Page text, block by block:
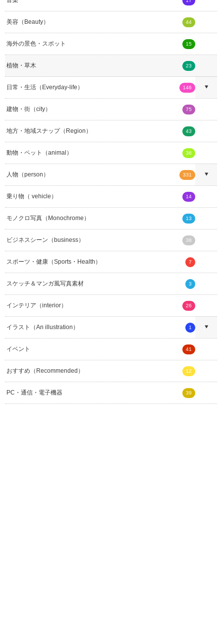
美容（Beauty） 44
海外の景色・スポット 15
植物・草木 23
日常・生活（Everyday-life） 146
建物・街（city） 75
地方・地域スナップ（Region） 43
動物・ペット（animal） 36
人物（person） 331
乗り物（ vehicle） 14
モノクロ写真（Monochrome） 13
ビジネスシーン（business） 38
スポーツ・健康（Sports・Health） 7
スケッチ＆マンガ風写真素材 3
インテリア（interior） 26
イラスト（An illustration） 1
イベント 41
おすすめ（Recommended） 12
PC・通信・電子機器 39